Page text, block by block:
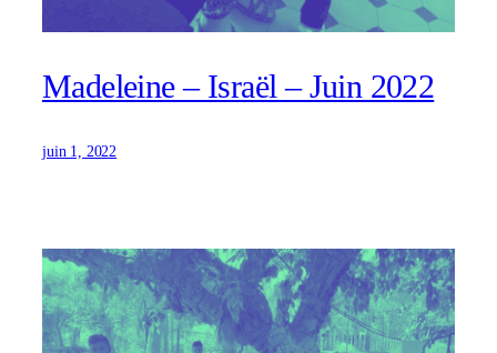
Madeleine – Israël – Juin 2022
juin 1, 2022